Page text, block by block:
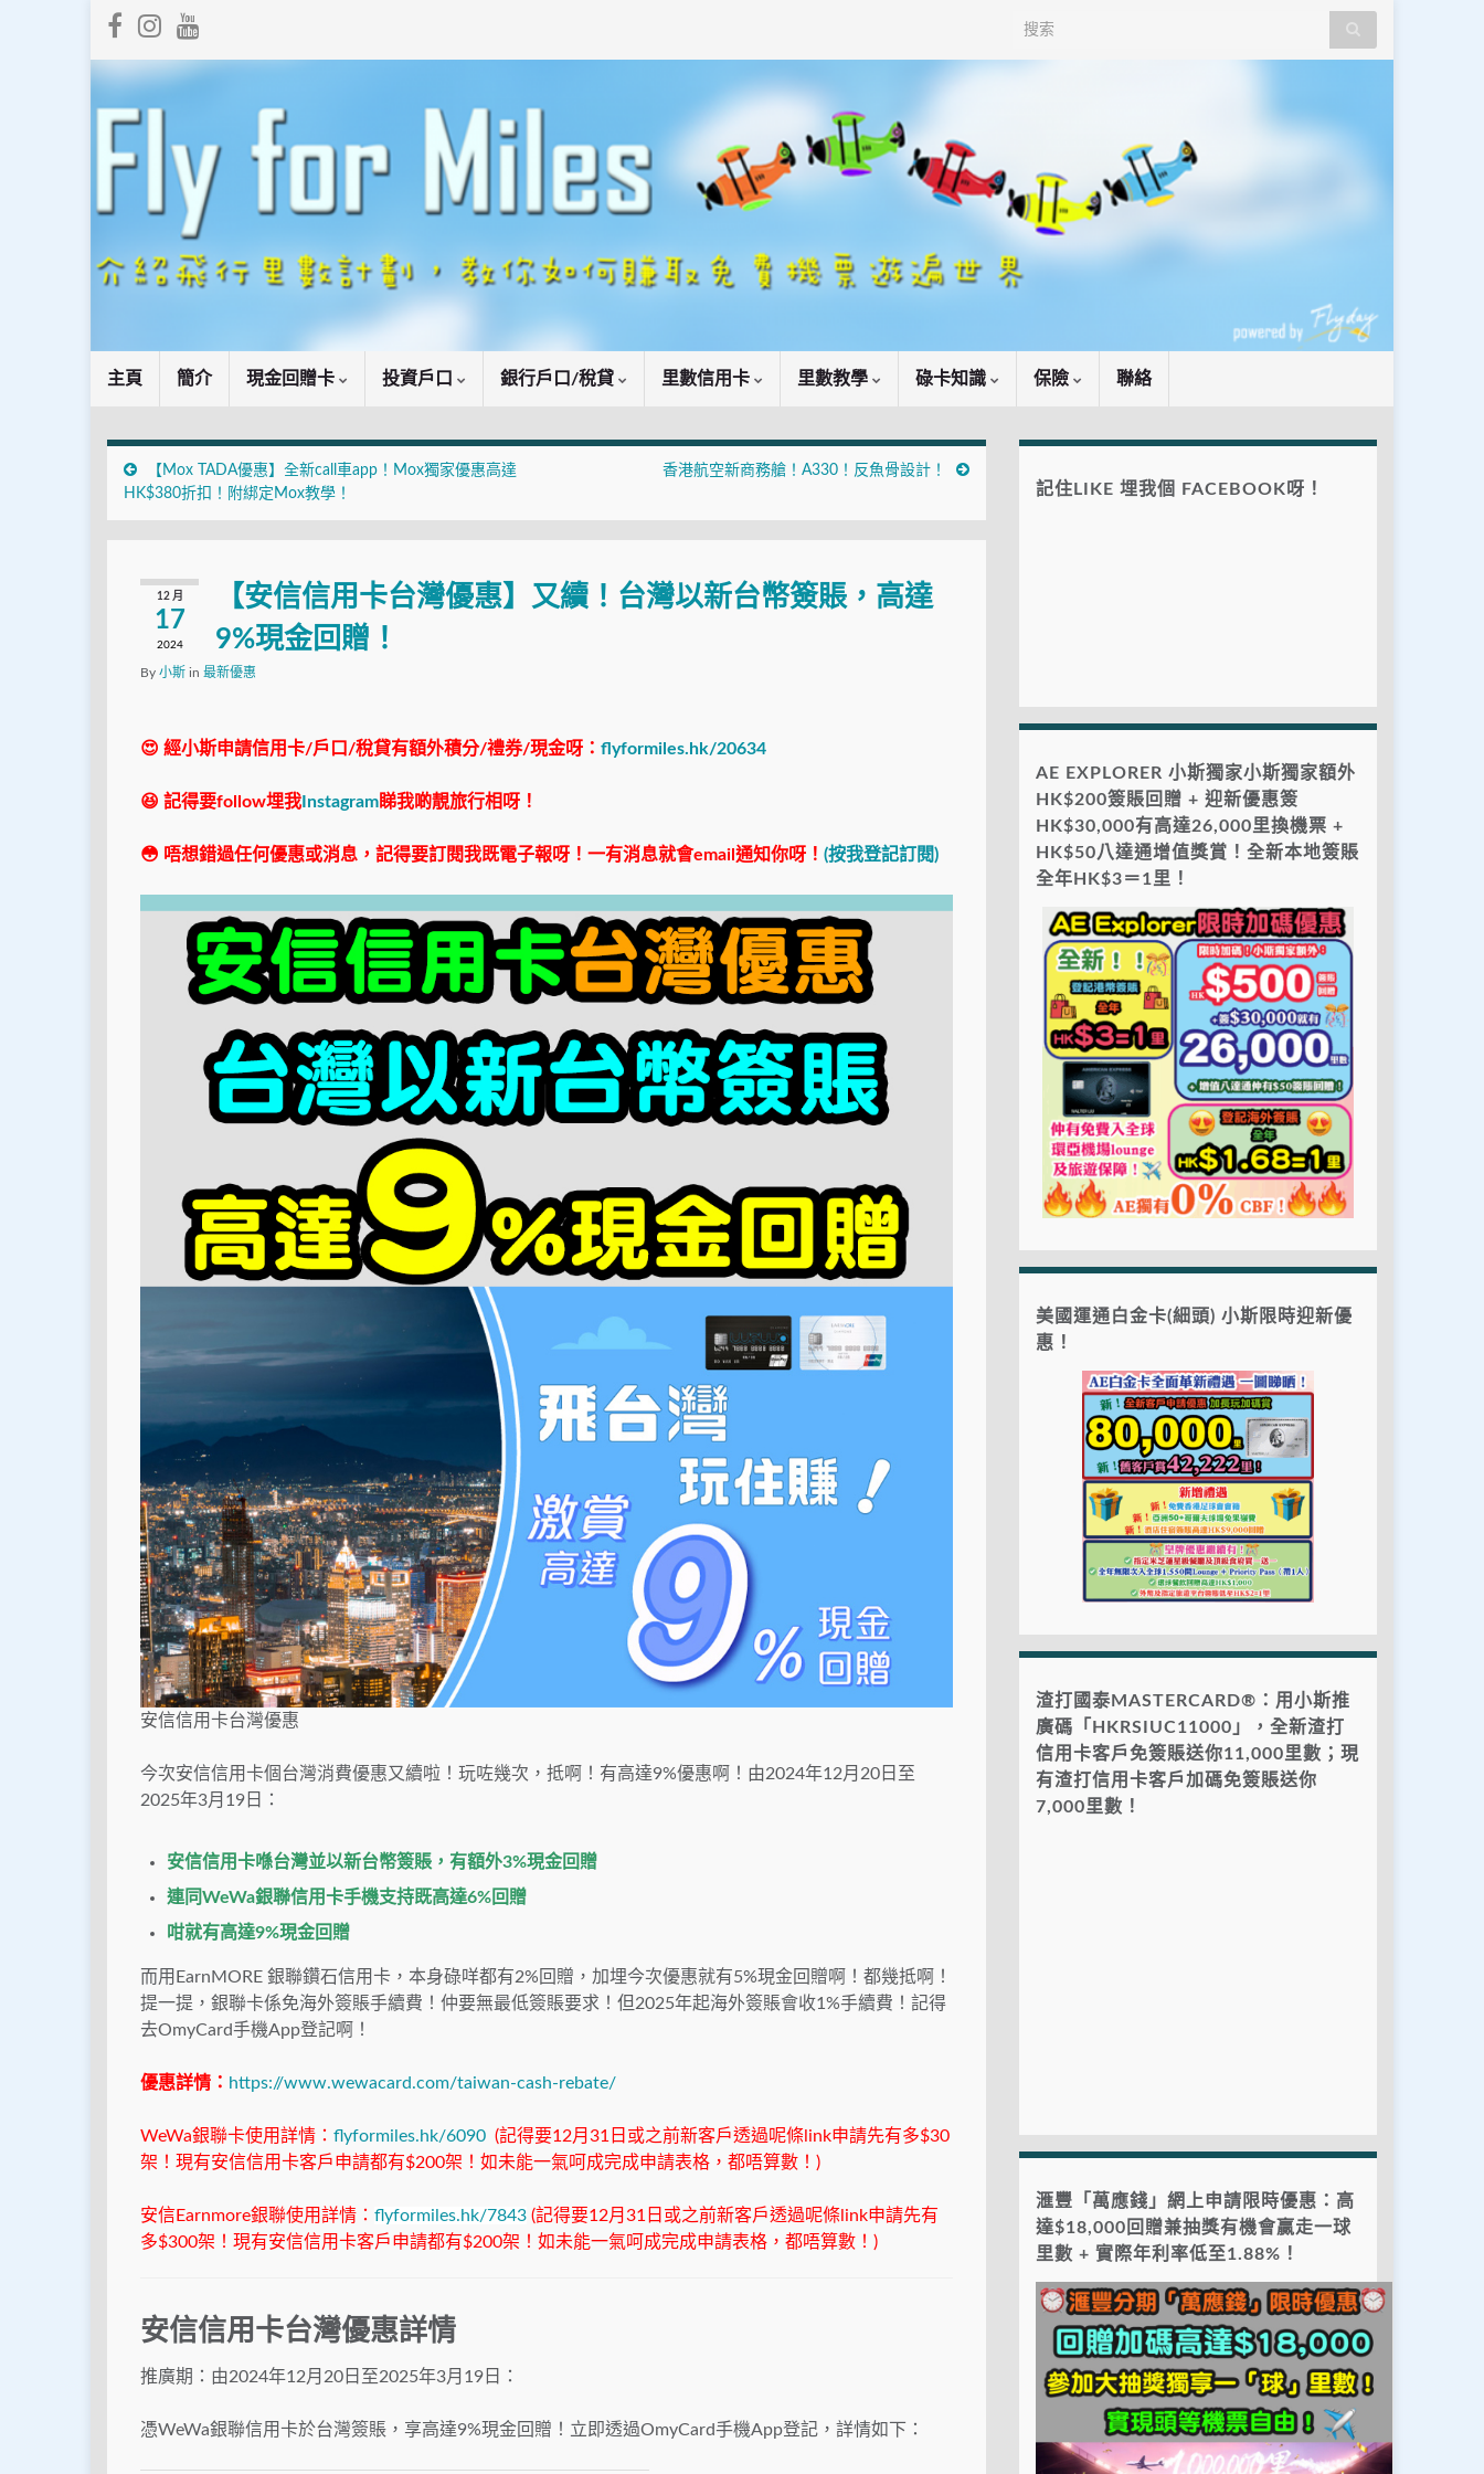
Search for:
主頁 簡介 現金回贈卡 投資戶口 銀行戶口/稅貸 里數信用卡 里數教學 碌卡知識 保險 聯絡
【Mox TADA優惠】全新call車app！Mox獨家優惠高達
HK$380折扣！附綁定Mox教學！
香港航空新商務艙！A330！反魚骨設計！
12 月
17
2024
【安信信用卡台灣優惠】又續！台灣以新台幣簽賬，高達
9%現金回贈！
By 小斯 in 最新優惠
😍 經小斯申請信用卡/戶口/稅貸有額外積分/禮券/現金呀： flyformiles.hk/20634
😆 記得要follow埋我 Instagram睇我啲靚旅行相呀！
😳 唔想錯過任何優惠或消息，記得要訂閱我既電子報呀！一有消息就會email通知你呀！ (按我登記訂閱)
安信信用卡台灣優惠
今次安信信用卡個台灣消費優惠又續啦！玩咗幾次，抵啊！有高達9%優惠啊！由2024年12月20日至
2025年3月19日：
安信信用卡喺台灣並以新台幣簽賬，有額外3%現金回贈
連同WeWa銀聯信用卡手機支持既高達6%回贈
咁就有高達9%現金回贈
而用EarnMORE 銀聯鑽石信用卡，本身碌咩都有2%回贈，加埋今次優惠就有5%現金回贈啊！都幾抵啊！
提一提，銀聯卡係免海外簽賬手續費！仲要無最低簽賬要求！ 但2025年起海外簽賬會收1%手續費！ 記得
去OmyCard手機App登記啊！
優惠詳情： https://www.wewacard.com/taiwan-cash-rebate/
WeWa銀聯卡使用詳情： flyformiles.hk/6090 (記得要12月31日或之前新客戶透過呢條link申請先有多$30
架！現有安信信用卡客戶申請都有$200架！如未能一氣呵成完成申請表格，都唔算數！)
安信Earnmore銀聯使用詳情： flyformiles.hk/7843 (記得要12月31日或之前新客戶透過呢條link申請先有
多$300架！現有安信信用卡客戶申請都有$200架！如未能一氣呵成完成申請表格，都唔算數！)
安信信用卡台灣優惠詳情
推廣期：由2024年12月20日至2025年3月19日：
憑WeWa銀聯信用卡於台灣簽賬，享高達9%現金回贈！立即透過OmyCard手機App登記，詳情如下：
記住LIKE 埋我個 FACEBOOK呀！
AE EXPLORER 小斯獨家小斯獨家額外
HK$200簽賬回贈 + 迎新優惠簽
HK$30,000有高達26,000里換機票 +
HK$50八達通增值獎賞！全新本地簽賬
全年HK$3＝1里！
美國運通白金卡(細頭) 小斯限時迎新優
惠！
渣打國泰MASTERCARD®：用小斯推
廣碼「HKRSIUC11000」，全新渣打
信用卡客戶免簽賬送你11,000里數；現
有渣打信用卡客戶加碼免簽賬送你
7,000里數！
滙豐「萬應錢」網上申請限時優惠：高
達$18,000回贈兼抽獎有機會贏走一球
里數 + 實際年利率低至1.88%！